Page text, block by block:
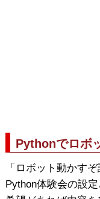
Pythonでロボ
「ロボット動かす
Python体験会の設定